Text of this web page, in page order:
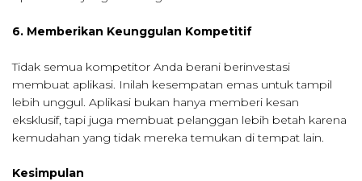
6. Memberikan Keunggulan Kompetitif
Tidak semua kompetitor Anda berani berinvestasi
membuat aplikasi. Inilah kesempatan emas untuk tampil
lebih unggul. Aplikasi bukan hanya memberi kesan
eksklusif, tapi juga membuat pelanggan lebih betah karena
kemudahan yang tidak mereka temukan di tempat lain.
Kesimpulan